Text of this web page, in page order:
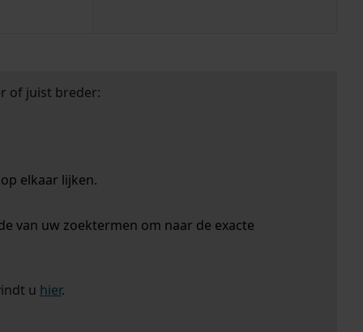
of juist breder:
elkaar lijken.
van uw zoektermen om naar de exacte
u hier.